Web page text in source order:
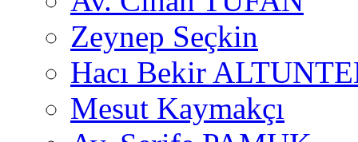
Zeynep Seçkin
Hacı Bekir
Mesut Kaymakçı